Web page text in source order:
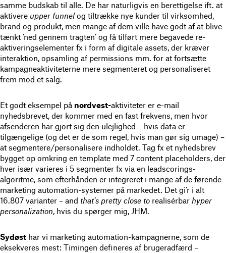
samme budskab til alle. De har naturligvis en berettigelse ift. at
aktivere upper funnelog tiltrække nye kunder til virksomhed,
brand og produkt, men mange af dem ville have godt af at blive
tænkt ’ned gennem tragten’ og få tilført mere begavede re-
aktiveringselementer fx i form af digitale assets, der kræver
interaktion, opsamling af permissions mm. for at fortsætte
kampagneaktiviteterne mere segmenteret og personaliseret
frem mod et salg.
Et godt eksempel på nordvest-aktiviteter er e-mail
nyhedsbrevet, der kommer med en fast frekvens, men hvor
afsenderen har gjort sig den ulejlighed – hvis data er
tilgængelige (og det er de som regel, hvis man gør sig umage) –
at segmentere/personalisere indholdet. Tag fx et nyhedsbrev
bygget op omkring en template med 7 content placeholders, der
hver især varieres i 5 segmenter fx via en leadscorings-
algoritme, som efterhånden er integreret i mange af de førende
marketing automation-systemer på markedet. Det gi’r i alt
16.807 varianter – and that’s pretty close to realisérbar hyper
personalization, hvis du spørger mig, JHM.
Sydøst har vi marketing automation-kampagnerne, som de
eksekveres mest: Timingen defineres af brugeradfærd –